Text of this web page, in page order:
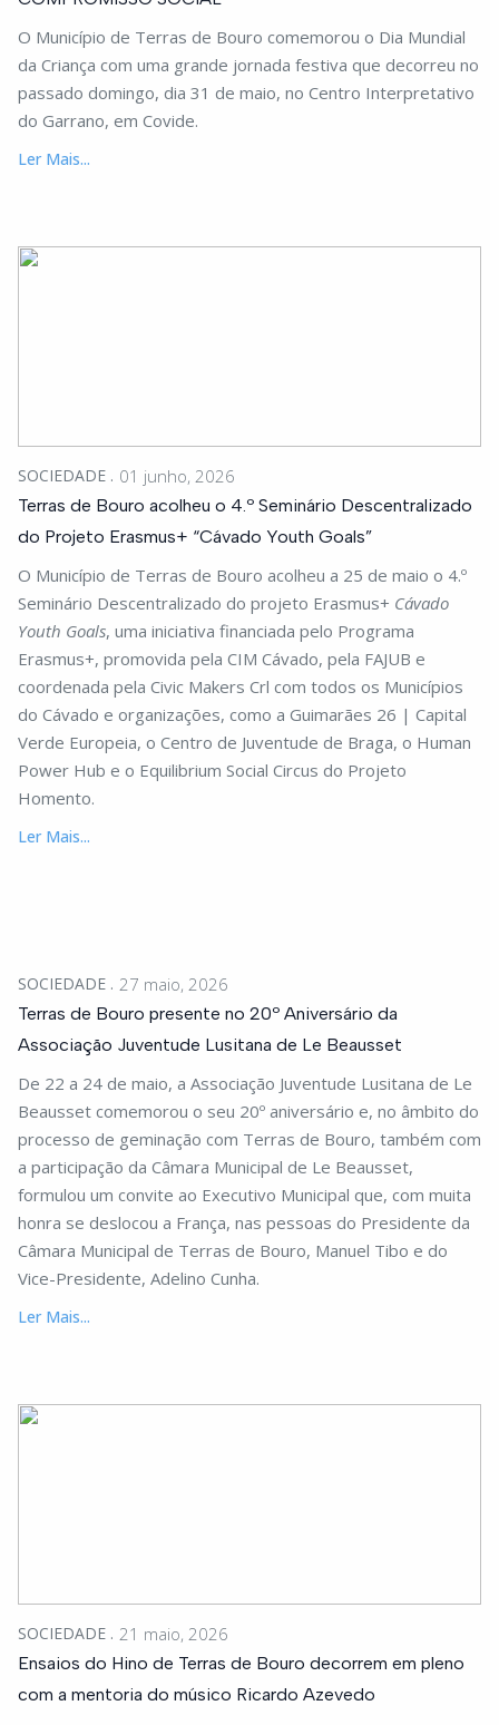
O Município de Terras de Bouro comemorou o Dia Mundial
da Criança com uma grande jornada festiva que decorreu no
passado domingo, dia 31 de maio, no Centro Interpretativo
do Garrano, em Covide.
Ler Mais...
SOCIEDADE 01 junho, 2026
Terras de Bouro acolheu o 4.º Seminário Descentralizado
do Projeto Erasmus+ “Cávado Youth Goals”
O Município de Terras de Bouro acolheu a 25 de maio o 4.º
Seminário Descentralizado do projeto Erasmus+ Cávado
Youth Goals, uma iniciativa financiada pelo Programa
Erasmus+, promovida pela CIM Cávado, pela FAJUB e
coordenada pela Civic Makers Crl com todos os Municípios
do Cávado e organizações, como a Guimarães 26 | Capital
Verde Europeia, o Centro de Juventude de Braga, o Human
Power Hub e o Equilibrium Social Circus do Projeto
Homento.
Ler Mais...
SOCIEDADE 27 maio, 2026
Terras de Bouro presente no 20º Aniversário da
Associação Juventude Lusitana de Le Beausset
De 22 a 24 de maio, a Associação Juventude Lusitana de Le
Beausset comemorou o seu 20º aniversário e, no âmbito do
processo de geminação com Terras de Bouro, também com
a participação da Câmara Municipal de Le Beausset,
formulou um convite ao Executivo Municipal que, com muita
honra se deslocou a França, nas pessoas do Presidente da
Câmara Municipal de Terras de Bouro, Manuel Tibo e do
Vice-Presidente, Adelino Cunha.
Ler Mais...
SOCIEDADE 21 maio, 2026
Ensaios do Hino de Terras de Bouro decorrem em pleno
com a mentoria do músico Ricardo Azevedo